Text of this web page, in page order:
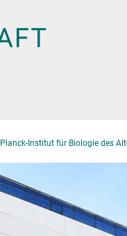
Planck-Institut für Biologie des